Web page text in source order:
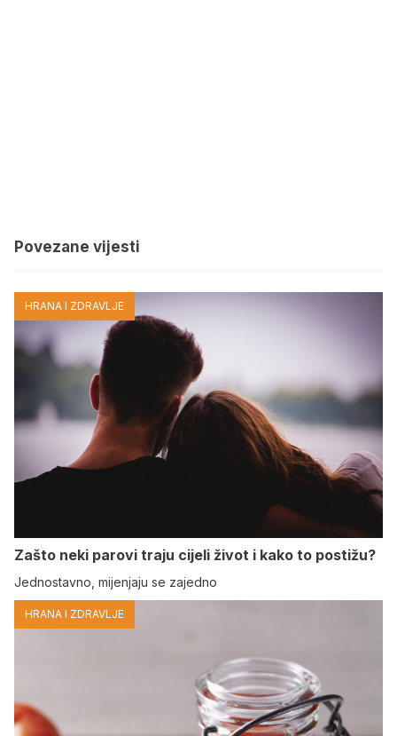
Povezane vijesti
HRANA I ZDRAVLJE
Zašto neki parovi traju cijeli život i kako to postižu?
Jednostavno, mijenjaju se zajedno
HRANA I ZDRAVLJE